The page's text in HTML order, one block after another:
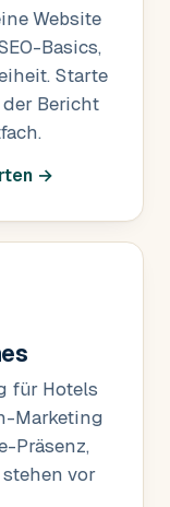
Website
Basics,
Starte
Bericht
→
für Hotels
Marketing
Präsenz,
vor